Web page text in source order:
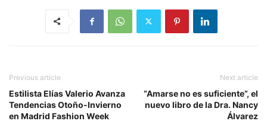
Previous article
Estilista Elías Valerio Avanza
Tendencias Otoño-Invierno
en Madrid Fashion Week
Next article
“Amarse no es suficiente”, el
nuevo libro de la Dra. Nancy
Álvarez